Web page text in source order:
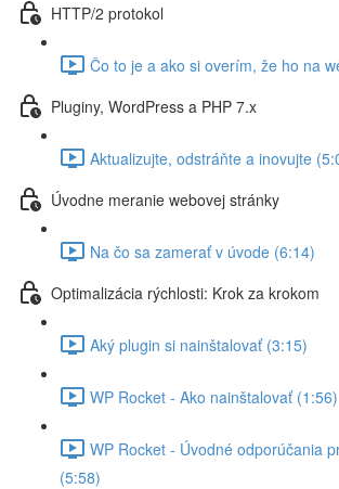
HTTP/2 protokol
Čo to je a ako si overím, že ho na
Pluginy, WordPress a PHP 7.x
Aktualizujte, odstráňte a inovujte
Úvodne meranie webovej stránky
Na čo sa zamerať v úvode (6:14)
Optimalizácia rýchlosti: Krok za krokom
Aký plugin si nainštalovať (3:15)
WP Rocket - Ako nainštalovať (1:56)
WP Rocket - Úvodné odporúčania
(5:58)